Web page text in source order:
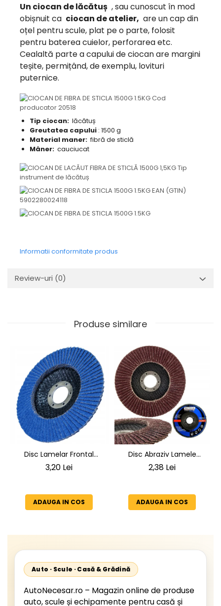
Un ciocan de lăcătuș , sau cunoscut în mod
obișnuit ca ciocan de atelier, are un cap din
oțel pentru scule, plat pe o parte, folosit
pentru baterea cuielor, perforarea etc.
Cealaltă parte a capului de ciocan are margini
teșite, permițând, de exemplu, lovituri
puternice.
Tip ciocan: lăcătuș
Greutatea capului : 1500 g
Material maner: fibră de sticlă
Mâner: cauciucat
Informatii conformitate produs
Review-uri (0)
Produse similare
Disc Lamelar Frontal
125mm, Granulatie P40,
Viteza Maxima 13300 RPM,
pentru Slefuire Otel, Inox,
3,20 Lei
ADAUGA IN COS
Disc Abraziv Lamele
(Evantai) 125mm,
2,38 Lei
ADAUGA IN COS
Auto · Scule · Casă & Grădină
AutoNecesar.ro – Magazin online de produse
auto, scule și echipamente pentru casă și